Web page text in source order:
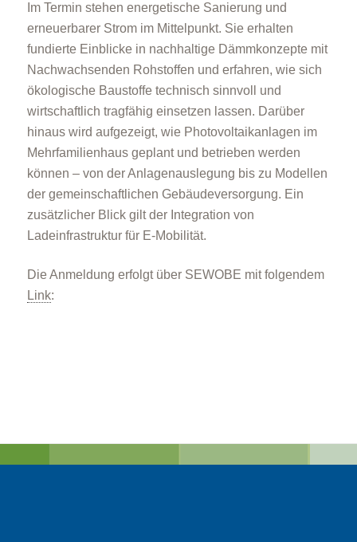
Im Termin stehen energetische Sanierung und
erneuerbarer Strom im Mittelpunkt. Sie erhalten
fundierte Einblicke in nachhaltige Dämmkonzepte mit
Nachwachsenden Rohstoffen und erfahren, wie sich
ökologische Baustoffe technisch sinnvoll und
wirtschaftlich tragfähig einsetzen lassen. Darüber
hinaus wird aufgezeigt, wie Photovoltaikanlagen im
Mehrfamilienhaus geplant und betrieben werden
können – von der Anlagenauslegung bis zu Modellen
der gemeinschaftlichen Gebäudeversorgung. Ein
zusätzlicher Blick gilt der Integration von
Ladeinfrastruktur für E-Mobilität.
Die Anmeldung erfolgt über SEWOBE mit folgendem
Link: